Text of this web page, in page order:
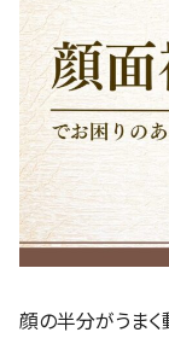
顔の半分がうま